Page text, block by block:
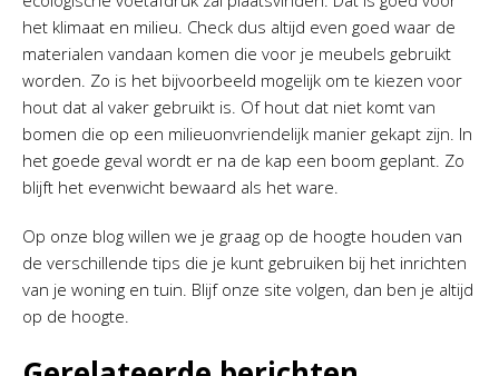
het klimaat en milieu. Check dus altijd even goed waar de
materialen vandaan komen die voor je meubels gebruikt
worden. Zo is het bijvoorbeeld mogelijk om te kiezen voor
hout dat al vaker gebruikt is. Of hout dat niet komt van
bomen die op een milieuonvriendelijk manier gekapt zijn. In
het goede geval wordt er na de kap een boom geplant. Zo
blijft het evenwicht bewaard als het ware.
Op onze blog willen we je graag op de hoogte houden van
de verschillende tips die je kunt gebruiken bij het inrichten
van je woning en tuin. Blijf onze site volgen, dan ben je altijd
op de hoogte.